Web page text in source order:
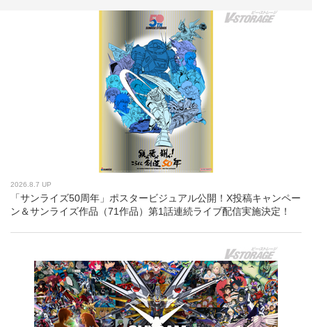
2026.8.7 UP
「サンライズ50周年」ポスタービジュアル公開！X投稿キャンペー
ン＆サンライズ作品（71作品）第1話連続ライブ配信実施決定！